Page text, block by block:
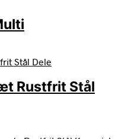
Rustfrit Stål